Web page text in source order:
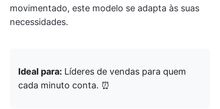
movimentado, este modelo se adapta às suas
necessidades.
Ideal para: Líderes de vendas para quem
cada minuto conta. ⏰